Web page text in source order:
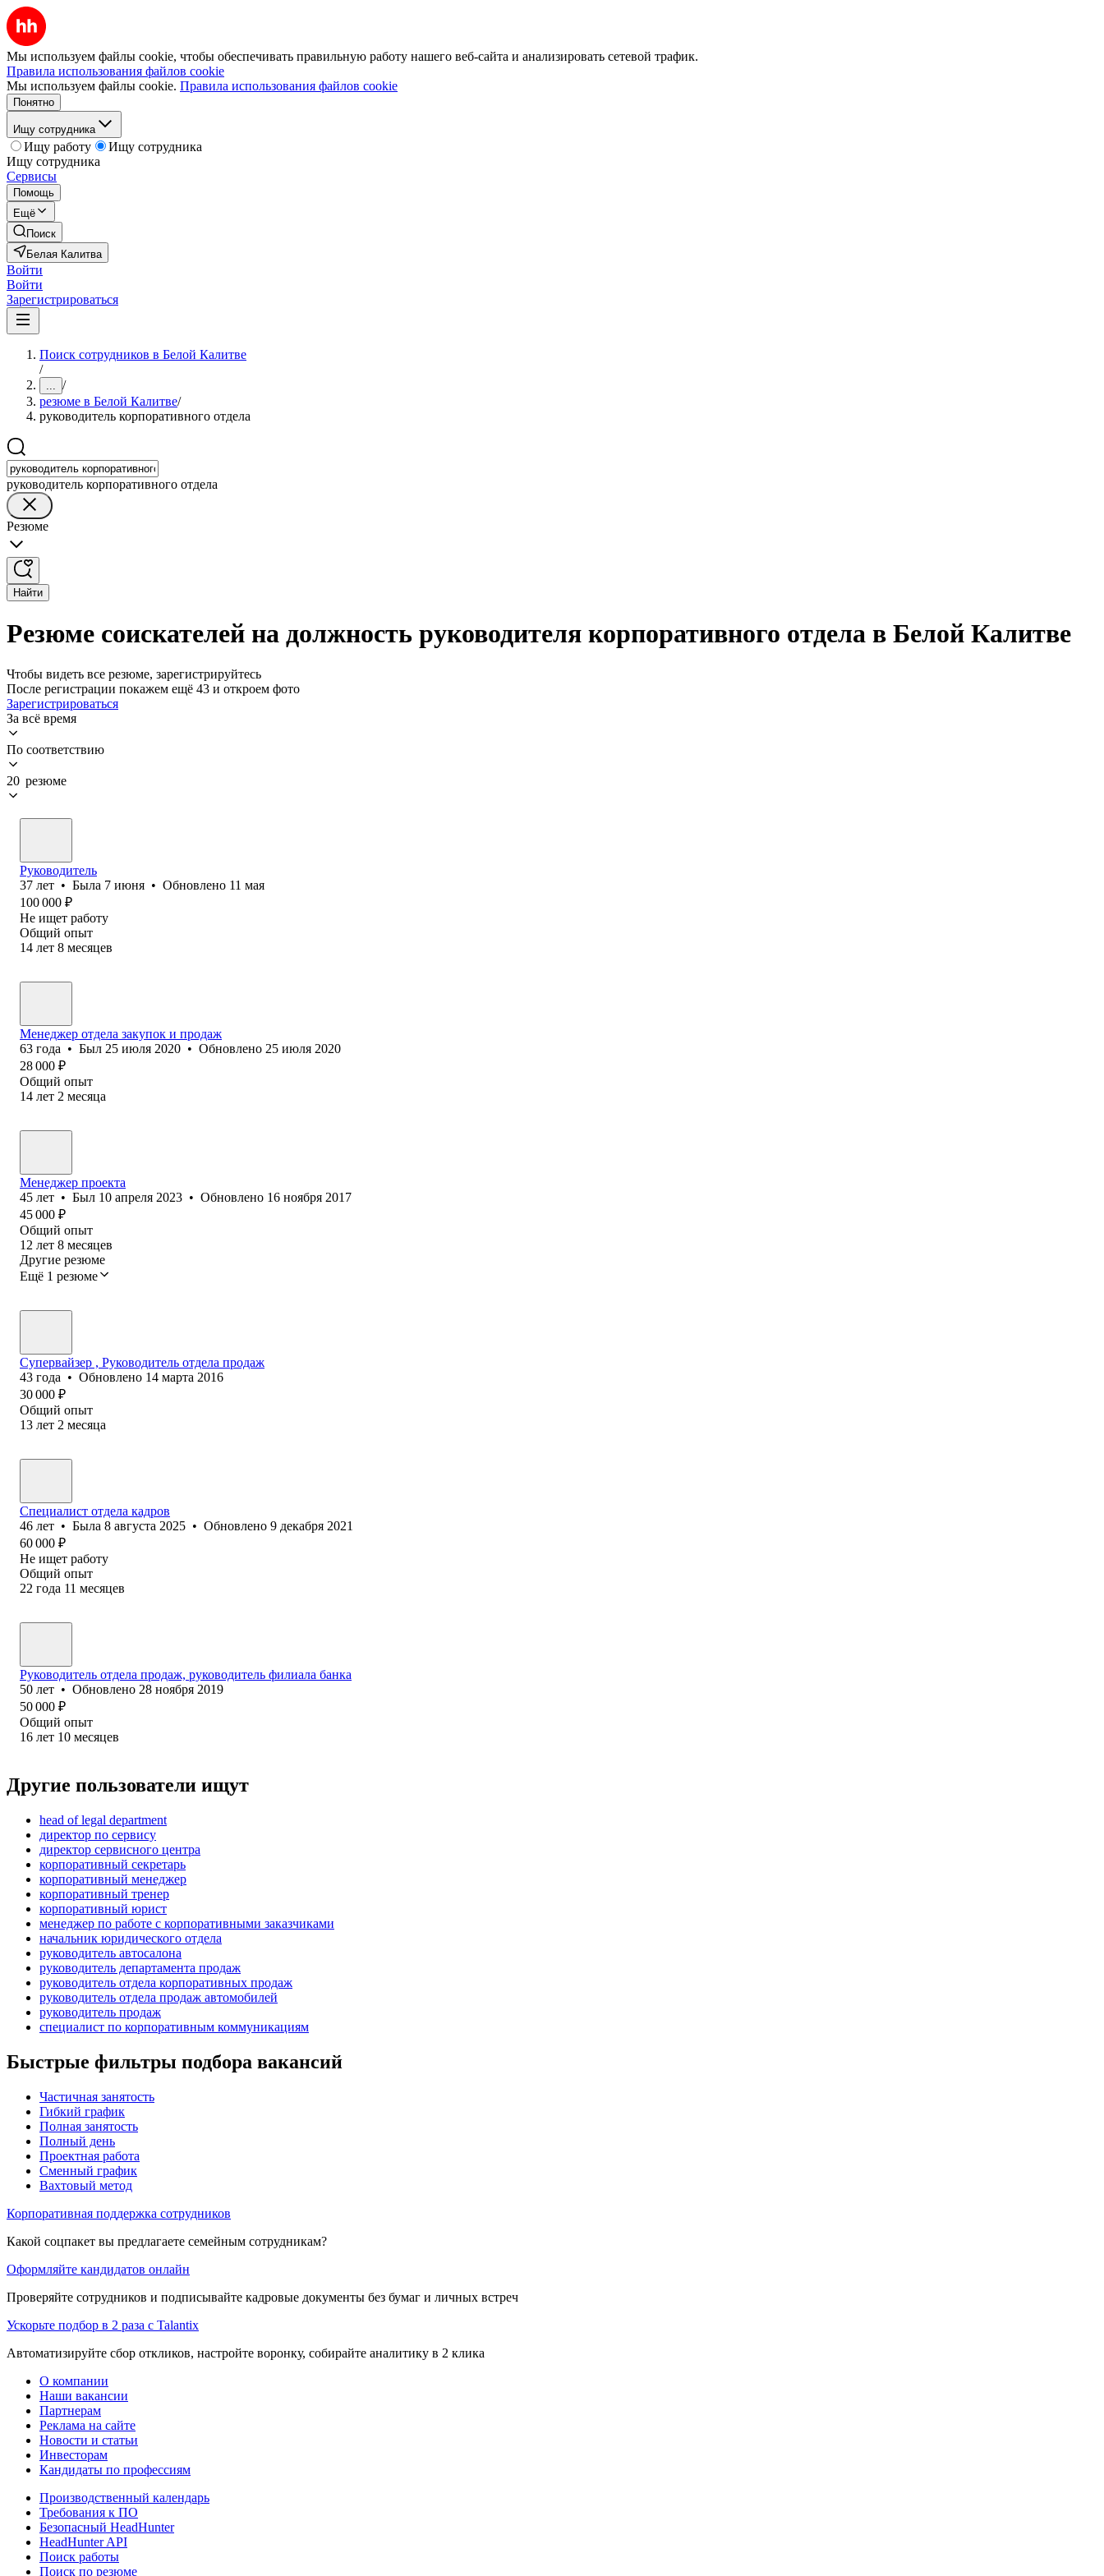
Мы используем файлы cookie, чтобы обеспечивать правильную работу нашего веб-сайта и анализировать сетевой трафик.
Правила использования файлов cookie
Мы используем файлы cookie. Правила использования файлов cookie
Понятно
Ищу сотрудника
Ищу работу
Ищу сотрудника
Ищу сотрудника
Сервисы
Помощь
Ещё
Поиск
Белая Калитва
Войти
Войти
Зарегистрироваться
Поиск сотрудников в Белой Калитве
/
... /
резюме в Белой Калитве/
руководитель корпоративного отдела
руководитель корпоративного отдела
Резюме
Найти
Резюме соискателей на должность руководителя корпоративного отдела в Белой Калитве
Чтобы видеть все резюме, зарегистрируйтесь
После регистрации покажем ещё 43 и откроем фото
Зарегистрироваться
За всё время
По соответствию
20 резюме
Руководитель
37 лет • Была 7 июня • Обновлено 11 мая
100 000 ₽
Не ищет работу
Общий опыт
14 лет 8 месяцев
Менеджер отдела закупок и продаж
63 года • Был 25 июля 2020 • Обновлено 25 июля 2020
28 000 ₽
Общий опыт
14 лет 2 месяца
Менеджер проекта
45 лет • Был 10 апреля 2023 • Обновлено 16 ноября 2017
45 000 ₽
Общий опыт
12 лет 8 месяцев
Другие резюме
Ещё 1 резюме
Супервайзер , Руководитель отдела продаж
43 года • Обновлено 14 марта 2016
30 000 ₽
Общий опыт
13 лет 2 месяца
Специалист отдела кадров
46 лет • Была 8 августа 2025 • Обновлено 9 декабря 2021
60 000 ₽
Не ищет работу
Общий опыт
22 года 11 месяцев
Руководитель отдела продаж, руководитель филиала банка
50 лет • Обновлено 28 ноября 2019
50 000 ₽
Общий опыт
16 лет 10 месяцев
Другие пользователи ищут
head of legal department
директор по сервису
директор сервисного центра
корпоративный секретарь
корпоративный менеджер
корпоративный тренер
корпоративный юрист
менеджер по работе с корпоративными заказчиками
начальник юридического отдела
руководитель автосалона
руководитель департамента продаж
руководитель отдела корпоративных продаж
руководитель отдела продаж автомобилей
руководитель продаж
специалист по корпоративным коммуникациям
Быстрые фильтры подбора вакансий
Частичная занятость
Гибкий график
Полная занятость
Полный день
Проектная работа
Сменный график
Вахтовый метод
Корпоративная поддержка сотрудников
Какой соцпакет вы предлагаете семейным сотрудникам?
Оформляйте кандидатов онлайн
Проверяйте сотрудников и подписывайте кадровые документы без бумаг и личных встреч
Ускорьте подбор в 2 раза с Talantix
Автоматизируйте сбор откликов, настройте воронку, собирайте аналитику в 2 клика
О компании
Наши вакансии
Партнерам
Реклама на сайте
Новости и статьи
Инвесторам
Кандидаты по профессиям
Производственный календарь
Требования к ПО
Безопасный HeadHunter
HeadHunter API
Поиск работы
Поиск по резюме